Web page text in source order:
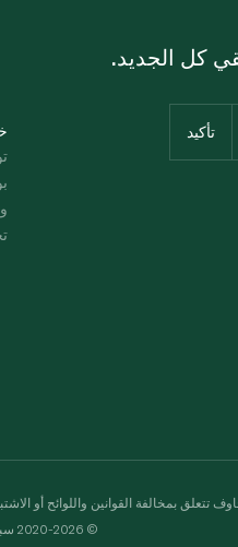
كل الجديد.
تتعلق بمخالفة القوانين واللوائح أو
© 2020-2026 سبينس. كل الحقوق محفوظة